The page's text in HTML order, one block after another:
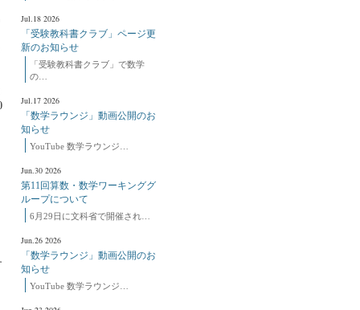
Jul.18 2026
「受験教科書クラブ」ページ更
新のお知らせ
「受験教科書クラブ」で数学
の…
Jul.17 2026
「数学ラウンジ」動画公開のお
知らせ
YouTube 数学ラウンジ…
Jun.30 2026
第11回算数・数学ワーキンググ
ループについて
6月29日に文科省で開催され…
Jun.26 2026
「数学ラウンジ」動画公開のお
知らせ
YouTube 数学ラウンジ…